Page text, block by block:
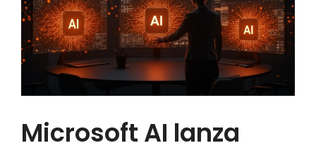
Microsoft AI lanza